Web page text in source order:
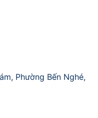
Phường Bến Nghé,